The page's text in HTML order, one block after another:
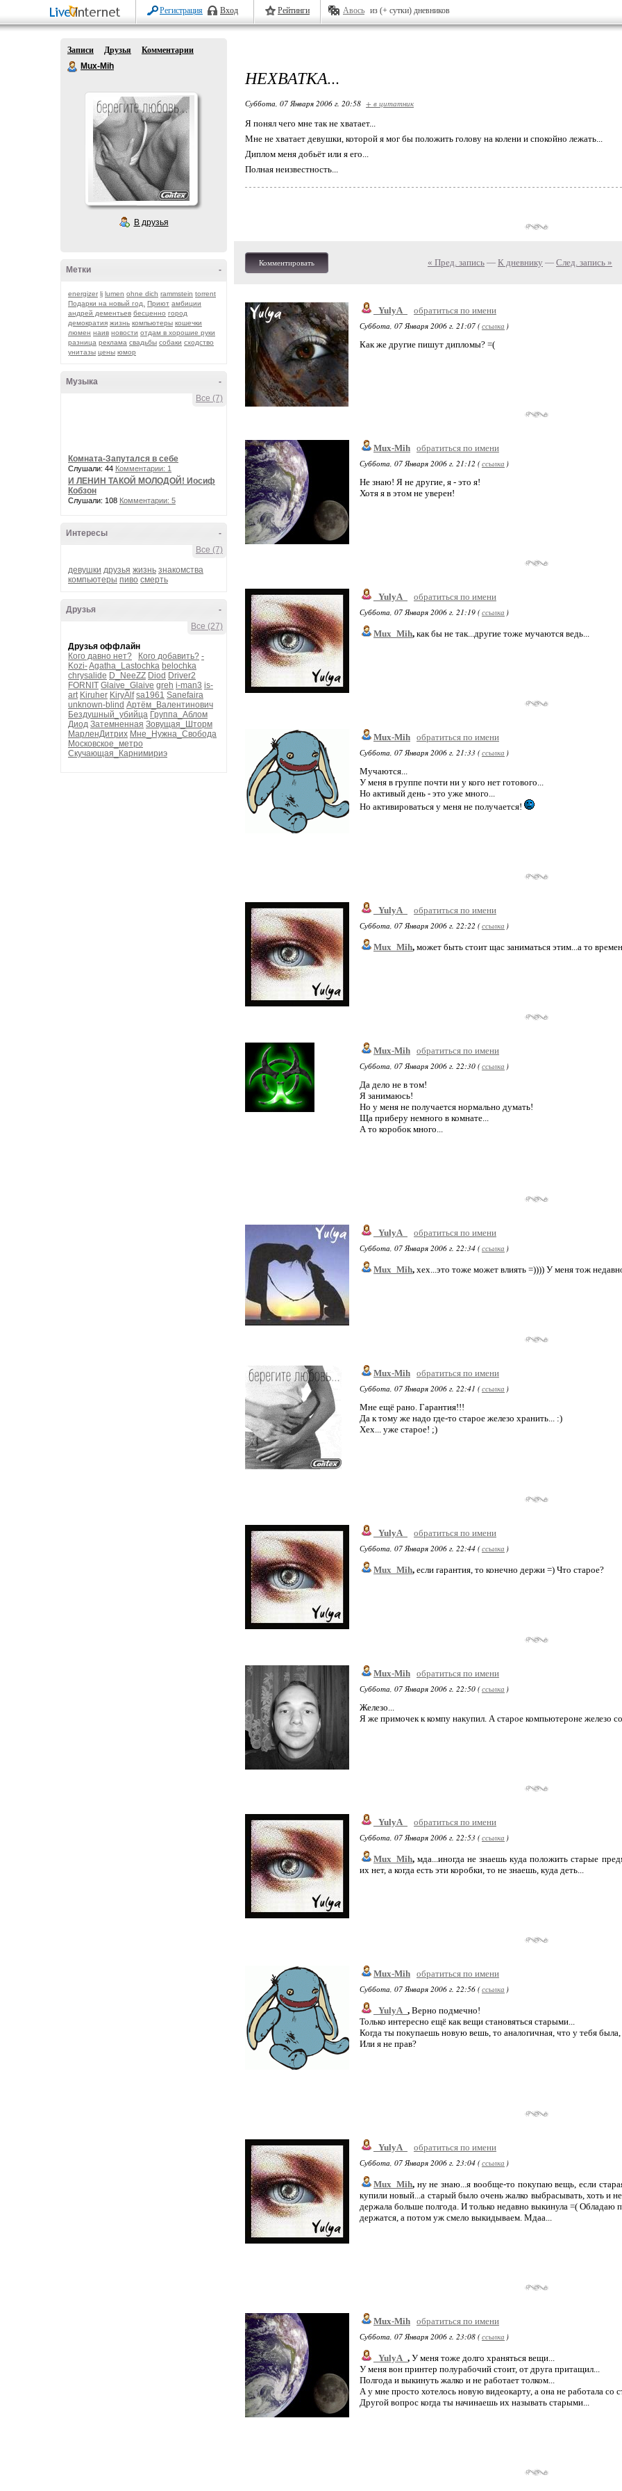
Регистрация Вход Рейтинги Авось из (+ сутки) дневников
Записи Друзья
Комментарии
Mux-Mih
В друзья
-
Метки
energizer lj lumen ohne dich rammstein torrent
Подарки на новый год.
Приют амбиции
андрей дементьев бесценно город
демократия жизнь компьютеры кошечки
люмен наив новости отдам в хорошие руки
разница реклама свадьбы собаки сходство
унитазы цены юмор
-
Музыка
Все (7)
Комната-Запутался в себе
Слушали: 44 Комментарии: 1
И ЛЕНИН ТАКОЙ МОЛОДОЙ! Иосиф
Кобзон
Слушали: 108 Комментарии: 5
-
Интересы
Все (7)
девушки друзья жизнь знакомства
компьютеры пиво смерть
-
Друзья
Все (27)
Друзья оффлайн
Кого давно нет?
Кого добавить? -
Kozi-Agatha_Lastochka belochka
chrysalide D_NeeZZ Diod Driver2
FORNIT Glaive_Glaive greh i-man3 is-
art Kiruher KiryAlf sa1961 Sanefaira
unknown-blind Артём_Валентинович
Бездушный_убийца Группа_Аблом
Диод Затемненная Зовущая_Шторм
МарленДитрих Мне_Нужна_Свобода
Московское_метро
Скучающая_Карнимириэ
НЕХВАТКА...
Суббота, 07 Января 2006 г. 20:58 + в цитатник
Я понял чего мне так не хватает...
Мне не хватает девушки, которой я мог бы положить голову на колени и спокойно лежать...
Диплом меня добьёт или я его...
Полная неизвестность...
Комментировать « Пред. запись — К дневнику — След. запись »
_YulyA_
обратиться по имени
Суббота, 07 Января 2006 г. 21:07 (ссылка )
Как же другие пишут дипломы? =(
Mux-Mih обратиться по имени
Суббота, 07 Января 2006 г. 21:12 (ссылка )
Не знаю! Я не другие, я - это я!
Хотя я в этом не уверен!
_YulyA_
обратиться по имени
Суббота, 07 Января 2006 г. 21:19 (ссылка )
Mux_Mih, как бы не так...другие тоже мучаются ведь...
Mux-Mih обратиться по имени
Суббота, 07 Января 2006 г. 21:33 (ссылка )
Мучаются...
У меня в группе почти ни у кого нет готового...
Но активый день - это уже много...
Но активироваться у меня не получается!
_YulyA_
обратиться по имени
Суббота, 07 Января 2006 г. 22:22 (ссылка )
Mux_Mih, может быть стоит щас заниматься этим...а то
Mux-Mih обратиться по имени
Суббота, 07 Января 2006 г. 22:30 (ссылка )
Да дело не в том!
Я занимаюсь!
Но у меня не получается нормально думать!
Ща приберу немного в комнате...
А то коробок много...
_YulyA_
обратиться по имени
Суббота, 07 Января 2006 г. 22:34 (ссылка )
Mux_Mih, хех...это тоже может влиять =)))) У меня тож
Mux-Mih обратиться по имени
Суббота, 07 Января 2006 г. 22:41 (ссылка )
Мне ещё рано. Гарантия!!!
Да к тому же надо где-то старое железо хранить... :)
Хех... уже старое! ;)
_YulyA_
обратиться по имени
Суббота, 07 Января 2006 г. 22:44 (ссылка )
Mux_Mih, если гарантия, то конечно держи =) Что старое?
Mux-Mih обратиться по имени
Суббота, 07 Января 2006 г. 22:50 (ссылка )
Железо...
Я же примочек к компу накупил. А старое компьютероне железо
_YulyA_
обратиться по имени
Суббота, 07 Января 2006 г. 22:53 (ссылка )
Mux_Mih, мда...иногда не знаешь куда положить старые
их нет, а когда есть эти коробки, то не знаешь, куда деть...
Mux-Mih обратиться по имени
Суббота, 07 Января 2006 г. 22:56 (ссылка )
_YulyA_ , Верно подмечно!
Только интересно ещё как вещи становяться старыми...
Когда ты покупаешь новую вешь, то аналогичная, что у тебя была,
Или я не прав?
_YulyA_
обратиться по имени
Суббота, 07 Января 2006 г. 23:04 (ссылка )
Mux_Mih, ну не знаю...я вообще-то покупаю вещь, если
купили новый...а старый было очень жалко выбрасывать, хоть и
держала больше полгода. И только недавно выкинула =( Обладаю
держатся, а потом уж смело выкидываем. Мдаа...
Mux-Mih обратиться по имени
Суббота, 07 Января 2006 г. 23:08 (ссылка )
_YulyA_ , У меня тоже долго храняться вещи...
У меня вон принтер полурабочий стоит, от друга притащил...
Полгода и выкинуть жалко и не работает толком...
А у мне просто хотелось новую видеокарту, а она не работала со
Другой вопрос когда ты начинаешь их называть старыми...